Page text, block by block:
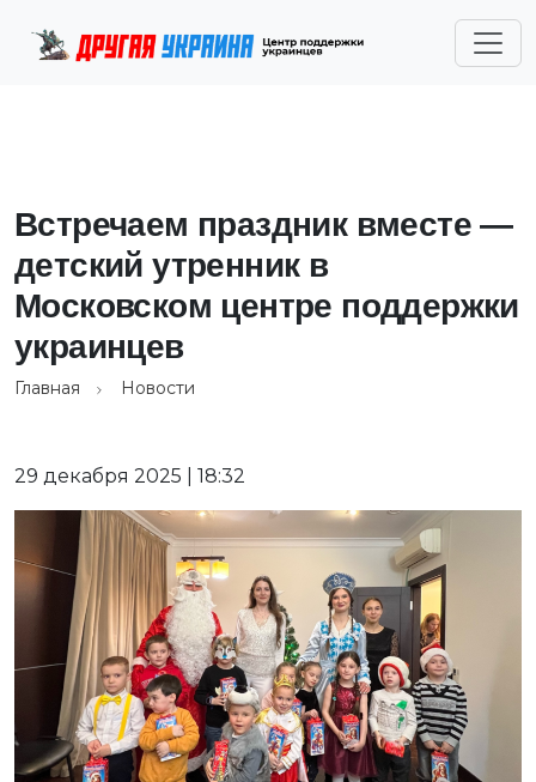
Встречаем праздник вместе —
детский утренник в
Московском центре поддержки
украинцев
Главная Новости
29 декабря 2025 | 18:32